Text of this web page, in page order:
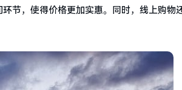
节，使得价格更加实惠。同时，线上购物